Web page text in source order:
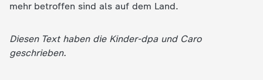
mehr betroffen sind als auf dem Land.
Diesen Text haben die Kinder-dpa und Caro
geschrieben.